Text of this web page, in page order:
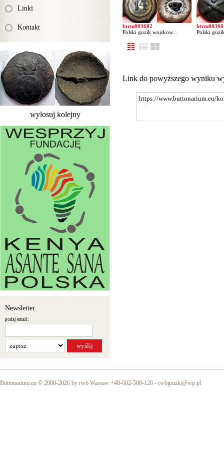
Linki
Kontakt
wylosuj kolejny
Newsletter
podaj email:
btrm003602
Polski guzik wojskow...
Polski
Link do powyższego wyniku
Buttonarium.eu © 2000-2026 by rwb Warsaw +48-602-508-126 - rwbguziki@wp.pl